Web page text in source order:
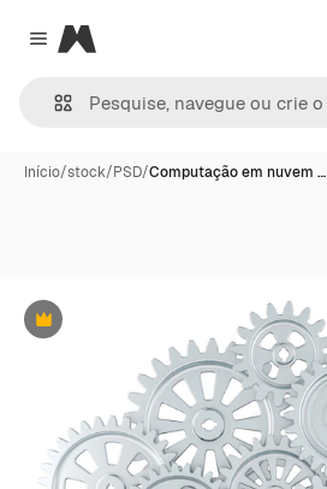
Close menu
Magnific
Início/stock/PSD/Computação em nuvem …
Premium